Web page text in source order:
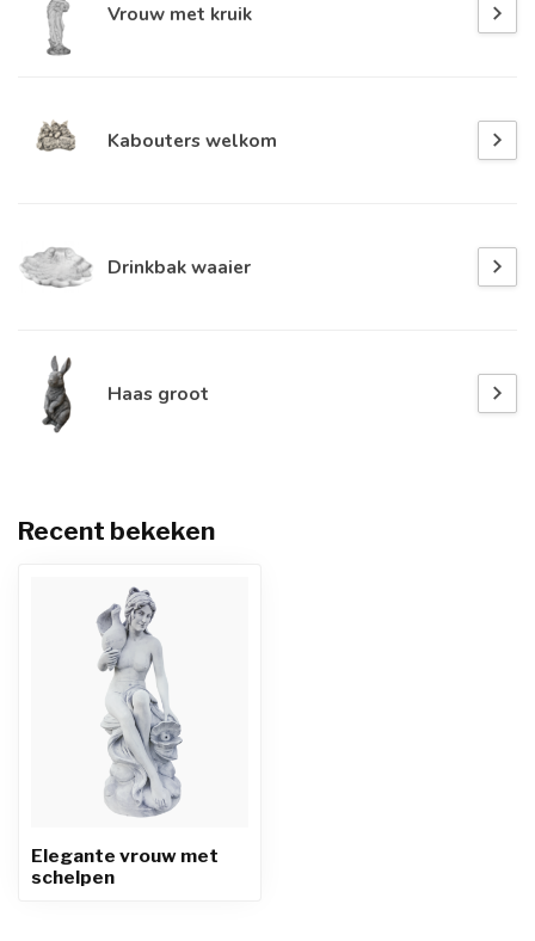
Vrouw met kruik
Kabouters welkom
Drinkbak waaier
Haas groot
Recent bekeken
Elegante vrouw met
schelpen